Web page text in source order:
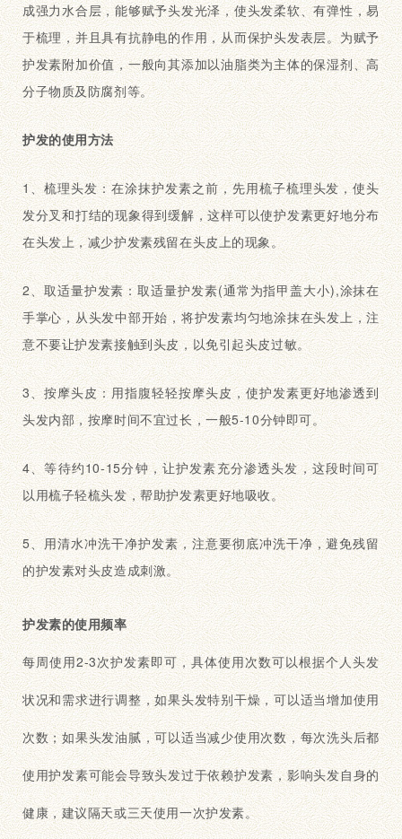
成强力水合层，能够赋予头发光泽，使头发柔软、有弹性，易
于梳理，并且具有抗静电的作用，从而保护头发表层。为赋予
护发素附加价值，一般向其添加以油脂类为主体的保湿剂、高
分子物质及防腐剂等。
护发的使用方法
1、梳理头发：在涂抹护发素之前，先用梳子梳理头发，使头
发分叉和打结的现象得到缓解，这样可以使护发素更好地分布
在头发上，减少护发素残留在头皮上的现象。
2、取适量护发素：取适量护发素(通常为指甲盖大小),涂抹在
手掌心，从头发中部开始，将护发素均匀地涂抹在头发上，注
意不要让护发素接触到头皮，以免引起头皮过敏。
3、按摩头皮：用指腹轻轻按摩头皮，使护发素更好地渗透到
头发内部，按摩时间不宜过长，一般5-10分钟即可。
4、等待约10-15分钟，让护发素充分渗透头发，这段时间可
以用梳子轻梳头发，帮助护发素更好地吸收。
5、用清水冲洗干净护发素，注意要彻底冲洗干净，避免残留
的护发素对头皮造成刺激。
护发素的使用频率
每周使用2-3次护发素即可，具体使用次数可以根据个人头发
状况和需求进行调整，如果头发特别干燥，可以适当增加使用
次数；如果头发油腻，可以适当减少使用次数，每次洗头后都
使用护发素可能会导致头发过于依赖护发素，影响头发自身的
健康，建议隔天或三天使用一次护发素。